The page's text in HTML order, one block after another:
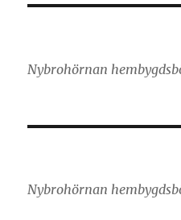
Nybrohörnan
Nybrohörnan